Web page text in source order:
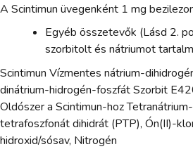
A Scintimun üvegenként 1 mg
Egyéb összetevők (Lásd 2.
szorbitolt és nátriumot
Scintimun Vízmentes nátrium-
dinátrium-hidrogén-foszfát Szorbit
Oldószer a Scintimun-hoz
tetrafoszfonát dihidrát (PTP), Ón(II)-
hidroxid/sósav, Nitrogén